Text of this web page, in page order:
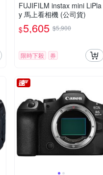
FUJIFILM instax mini LiPla
y 馬上看相機 (公司貨)
$5,605 $5,900
限時下殺 券